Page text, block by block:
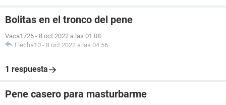
Bolitas en el tronco del pene
Vaca1726 - 8 oct 2022 a las 01:08
Flecha10 - 8 oct 2022 a las 04:56
1 respuesta
Pene casero para masturbarme